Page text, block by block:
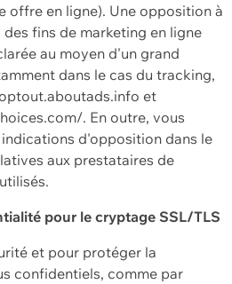
offre en ligne). Une opposition à
fins de marketing en ligne
au moyen d'un grand
dans le cas du tracking,
et
. En outre, vous
d'opposition dans le
aux prestataires de
pour le cryptage SSL/TLS
et pour protéger la
confidentiels, comme par